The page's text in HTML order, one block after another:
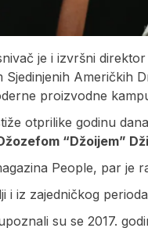
je i izvršni
Sjedinjenih Američkih
proizvodne
otprilike godinu
“Džoijem”
People, par je
i iz zajedničkog
su se 2017.